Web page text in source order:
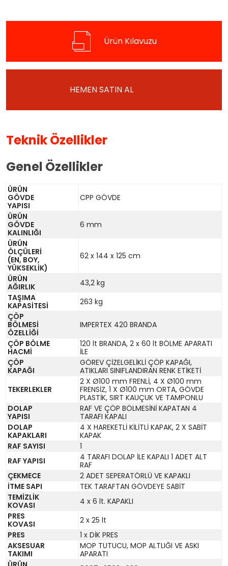
Ürün Kılavuzu
HEMEN SATIN AL
Teknik Özellikler
Genel Özellikler
ÜRÜN
GÖVDE
YAPISI
CPP GÖVDE
ÜRÜN
GÖVDE
KALINLIĞI
6 mm
ÜRÜN
ÖLÇÜLERİ
(EN, BOY,
YÜKSEKLİK)
62 x 144 x 125 cm
ÜRÜN
AĞIRLIK
43,2 kg
TAŞIMA
KAPASİTESİ
263 kg
ÇÖP
BÖLMESİ
ÖZELLİĞİ
IMPERTEX 420 BRANDA
ÇÖP BÖLME
HACMİ
120 lt BRANDA, 2 x 60 lt BÖLME APARATI
İLE
ÇÖP
KAPAĞI
GÖREV ÇİZELGELİKLİ ÇÖP KAPAĞI,
ATIKLARI SINIFLANDIRAN RENK ETİKETİ
TEKERLEKLER
2 X Ø100 mm FRENLİ, 4 X Ø100 mm
FRENSİZ, 1 X Ø100 mm ORTA, GÖVDE
PLASTİK, SIRT KAUÇUK VE TAMPONLU
DOLAP
YAPISI
RAF VE ÇÖP BÖLMESİNİ KAPATAN 4
TARAFI KAPALI
DOLAP
KAPAKLARI
4 X HAREKETLİ KİLİTLİ KAPAK, 2 X SABİT
KAPAK
RAF SAYISI
1
RAF YAPISI
4 TARAFI DOLAP İLE KAPALI 1 ADET ALT
RAF
ÇEKMECE
2 ADET SEPERATÖRLÜ VE KAPAKLI
İTME SAPI
TEK TARAFTAN GÖVDEYE SABİT
TEMİZLİK
KOVASI
4 x 6 lt. KAPAKLI
PRES
KOVASI
2 x 25 lt
PRES
1 x DİK PRES
AKSESUAR
TAKIMI
MOP TUTUCU, MOP ALTLIĞI VE ASKI
APARATI